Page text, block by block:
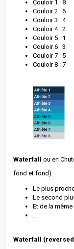
Couloir 1 : 8
Couloir 2 : 6
Couloir 3 : 4
Couloir 4 : 2
Couloir 5 : 1
Couloir 6 : 3
Couloir 7 : 5
Couloir 8 : 7
Waterfall
ou en
fond et fond)
Le plus
Le second
Et de la même
...
Waterfall